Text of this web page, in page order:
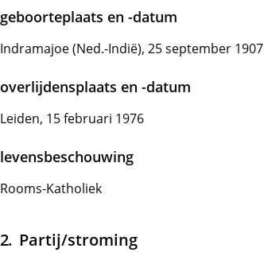
geboorteplaats en -datum
Indramajoe (Ned.-Indië), 25 september 1907
overlijdensplaats en -datum
Leiden, 15 februari 1976
levensbeschouwing
Rooms-Katholiek
Partij/stroming